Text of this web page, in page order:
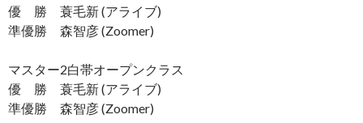
優 勝 蓑毛新 (アライブ)
準優勝 森智彦 (Zoomer)
マスター2白帯オープンクラス
優 勝 蓑毛新 (アライブ)
準優勝 森智彦 (Zoomer)